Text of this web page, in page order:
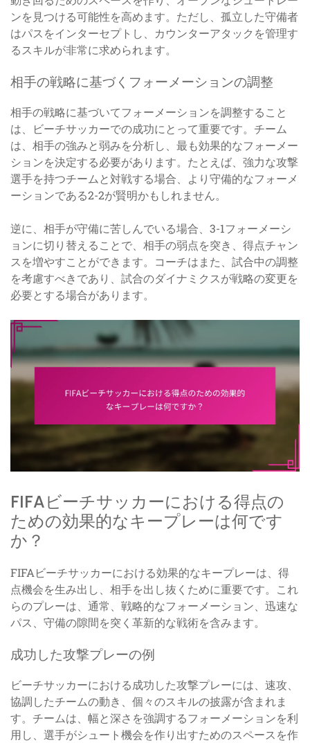
ンを見つける可能性を高めます。ただし、孤立した守備者
はパスをインターセプトし、カウンターアタックを管理す
るスキルが非常に求められます。
相手の戦略に基づくフォーメーションの調整
相手の戦略に基づいてフォーメーションを調整すること
は、ビーチサッカーでの成功にとって重要です。チーム
は、相手の強みと弱みを分析し、最も効果的なフォーメー
ションを決定する必要があります。たとえば、強力な攻撃
選手を持つチームと対戦する場合、より守備的なフォーメ
ーションである2-2が賢明かもしれません。
逆に、相手が守備に苦しんでいる場合、3-1フォーメーシ
ョンに切り替えることで、相手の弱点を突き、得点チャン
スを増やすことができます。コーチはまた、試合中の調整
を考慮すべきであり、試合のダイナミクスが戦略の変更を
必要とする場合があります。
FIFAビーチサッカーにおける得点の
ための効果的なキープレーは何です
か？
FIFAビーチサッカーにおける効果的なキープレーは、得
点機会を生み出し、相手を出し抜くために重要です。これ
らのプレーは、通常、戦略的なフォーメーション、迅速な
パス、守備の隙間を突く革新的な戦術を含みます。
成功した攻撃プレーの例
ビーチサッカーにおける成功した攻撃プレーには、速攻、
協調したチームの動き、個々のスキルの披露が含まれま
す。チームは、幅と深さを強調するフォーメーションを利
用し、選手がシュート機会を作り出すためのスペースを作